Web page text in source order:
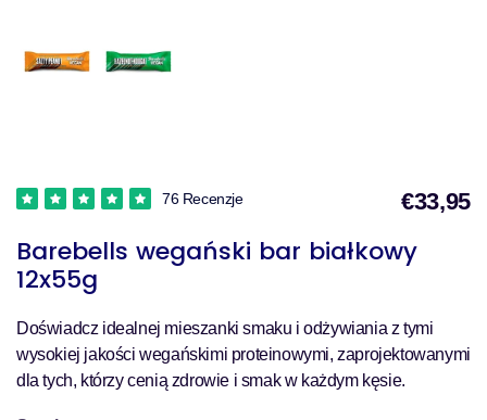
Barebells wegański bar białkowy
12x55g
76 Recenzje €33,95
Doświadcz idealnej mieszanki smaku i odżywiania z tymi
wysokiej jakości wegańskimi proteinowymi, zaprojektowanymi
dla tych, którzy cenią zdrowie i smak w każdym kęsie.